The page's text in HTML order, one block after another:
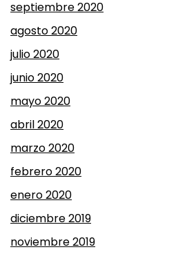
septiembre 2020
agosto 2020
julio 2020
junio 2020
mayo 2020
abril 2020
marzo 2020
febrero 2020
enero 2020
diciembre 2019
noviembre 2019